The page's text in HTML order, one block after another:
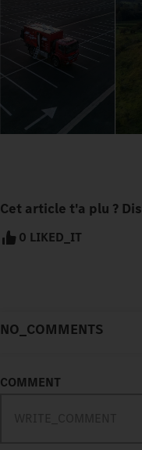
Cet article t'a plu ?
0 LIKED_IT
NO_COMMENTS
COMMENT